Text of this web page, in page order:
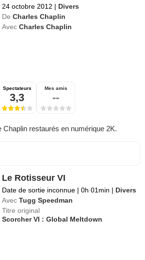
24 octobre 2012 | Divers
De Charles Chaplin
Avec Charles Chaplin
Spectateurs
3,3
Mes amis
--
Chaplin restaurés en numérique 2K.
Le Rotisseur VI
Date de sortie inconnue | 0h 01min | Divers
Avec Tugg Speedman
Titre original
Scorcher VI : Global Meltdown